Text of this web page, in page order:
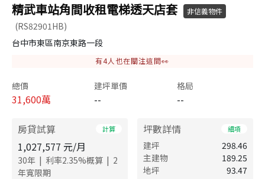
精武車站角間收租電梯透天店套 非信義物件
(RS82901HB)
台中市東區南京東路一段
有4人也在關注這間👀
總價
31,600萬
建坪單價
--
格局
--
房貸試算 計算
1,027,577 元/月
30年 | 利率2.35%概算 | 2
年寬限期
坪數詳情 細項
建坪
298.46
主建物
189.25
地坪
93.47